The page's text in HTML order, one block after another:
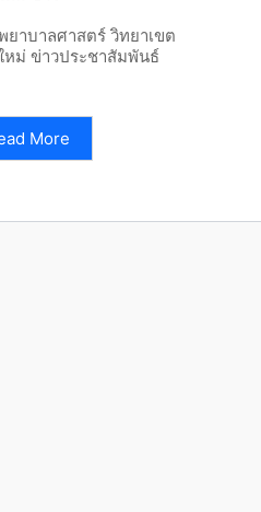
าบาลศาสตร์ วิทยาเขต
หม่ ข่าวประชาสัมพันธ์
More